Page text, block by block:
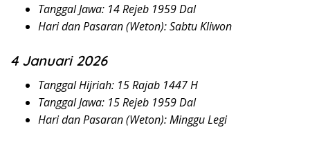
Tanggal Jawa: 14 Rejeb 1959 Dal
Hari dan Pasaran (Weton): Sabtu Kliwon
4 Januari 2026
Tanggal Hijriah: 15 Rajab 1447 H
Tanggal Jawa: 15 Rejeb 1959 Dal
Hari dan Pasaran (Weton): Minggu Legi